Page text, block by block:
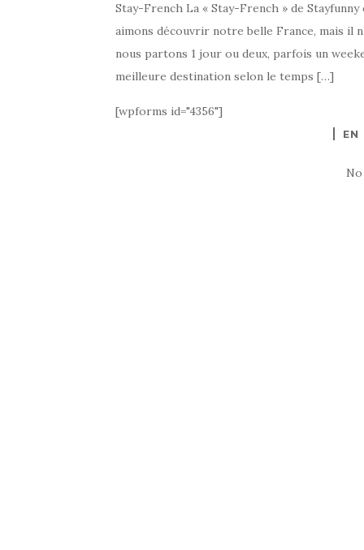
Stay-French La « Stay-French » de
aimons découvrir notre belle France, mais il
nous partons 1 jour ou deux, parfois un
meilleure destination selon le temps […]
[wpforms id="4356"]
EN